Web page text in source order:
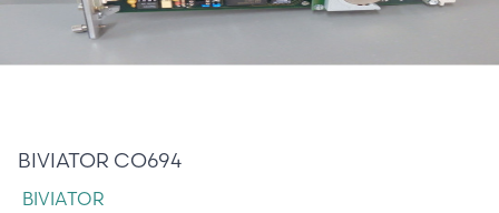
BIVIATOR CO694
BIVIATOR